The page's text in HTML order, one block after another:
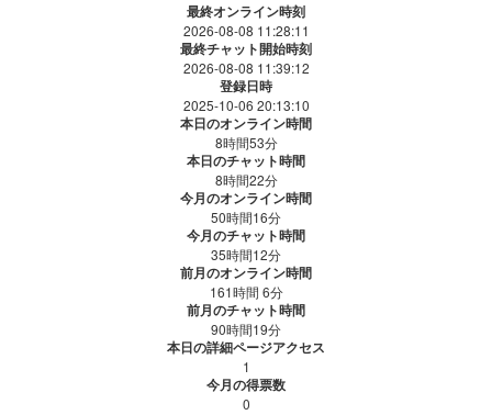
最終オンライン時刻
2026-08-08 11:28:11
最終チャット開始時刻
2026-08-08 11:39:12
登録日時
2025-10-06 20:13:10
本日のオンライン時間
8時間53分
本日のチャット時間
8時間22分
今月のオンライン時間
50時間16分
今月のチャット時間
35時間12分
前月のオンライン時間
161時間 6分
前月のチャット時間
90時間19分
本日の詳細ページアクセス
1
今月の得票数
0